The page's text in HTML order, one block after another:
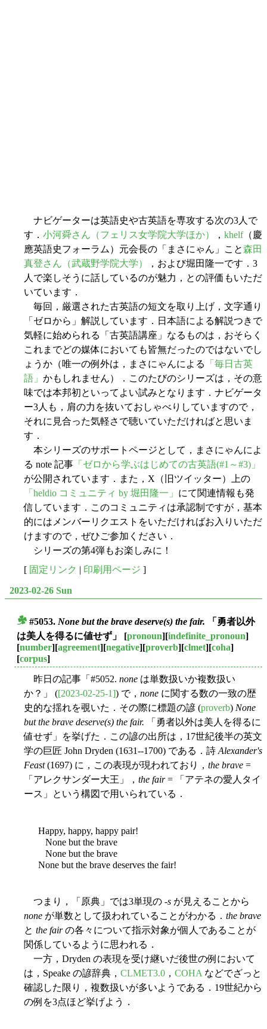
ナビゲーターは英語史や古英語を専攻する次の3人で
す． 小河舜さん（フェリス女学院大学ほか） ， khelf（慶
應英語史フォーラム）元会長の「まさにゃん」こと森田
真登さん（武蔵野学院大学）
，および堀田隆一です．3
人で楽しそうに話しているのが魅力，との評価もいただ
いています．
毎回，厳選された古英語の短文を取り上げ，文字通り
「ゼロから」解説しています．日本語による解説つきで
気軽に始められる「古英語講座」なるものは，おそらく
これまでどの媒体においても皆無だったのではないでし
ょうか（唯一の例外は，まさにゃんによる
「毎日古英
語」 かもしれません）．このたびのシリーズは，その意
味では本邦初といってよい試みとなります．ナビゲータ
ー3人も，肩の力を抜いておしゃべりしていますので，
それに見合った気軽さで聴いていただければと思いま
す．
本シリーズのサポートページとして，まさにゃんによ
る note 記事 「ゼロから学ぶはじめての古英語(#1～#3)」
が公開されています．また，X（旧ツイッター）上の
「heldio コミュニティ by 堀田隆一」 にて関連情報も発
信しています．このコミュニティは承認制ですが，基本
的にはメンバーリクエストをいただければお入りいただ
けますので，ぜひご参加ください．
シリーズの第4弾もお楽しみに！
[ 固定リンク | 印刷用ページ ]
2023-02-26 Sun
#5053. None but the brave deserve(s) the fair. 「勇者以外
は美人を得るに値せず」
[pronoun][indefinite_pronoun]
[number][agreement][negative][proverb][clmet][coha]
[corpus]
昨日の記事「#5052. none は単数扱いか複数扱い
か？」 ([2023-02-25-1]) で， none に関する数の一致の歴
史的な揺れを覗いた．その際に標題の諺 (proverb) None
but the brave deserve(s) the fair. 「勇者以外は美人を得るに
値せず」を挙げた．この諺の出所は，17世紀後半の英文
学の巨匠 John Dryden (1631--1700) である．詩 Alexander's
Feast(1697) に，この表現が現われており， the brave =
「アレクサンダー大王」， the fair= 「アテネの愛人タイ
ース」という構図で用いられている．
Happy, happy, happy pair!
None but the brave
None but the brave
None but the brave deserves the fair!
つまり，「原典」では3単現の -s が見えることから
none が単数として扱われていることがわかる． the brave
と the fairの各々について指示対象が個人であることが
関係しているように思われる．
一方，Dryden の表現を受け継いだ後世の例において
は，Speake の諺辞典， CLMET3.0 ， COHA などでざっと
確認した限り，複数扱いが多いようである．19世紀から
の例を3点ほど挙げよう．